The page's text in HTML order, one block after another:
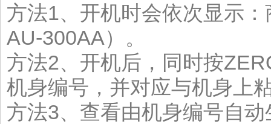
方法1、开机时会依次显示
AU-300AA）。
方法2、开机后，同时按
机身编号，并对应与机身上
方法3、查看由机身编号自